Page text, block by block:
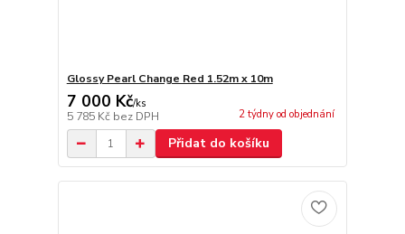
Glossy Pearl Change Red 1.52m x 10m
7 000 Kč/ks
5 785 Kč bez DPH 2 týdny od objednání
Přidat do košíku